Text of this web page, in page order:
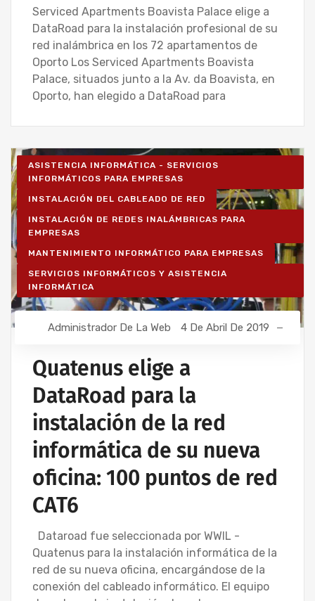
Serviced Apartments Boavista Palace elige a
DataRoad para la instalación profesional de su
red inalámbrica en los 72 apartamentos de
Oporto Los Serviced Apartments Boavista
Palace, situados junto a la Av. da Boavista, en
Oporto, han elegido a DataRoad para
ASISTENCIA INFORMÁTICA - SERVICIOS
INFORMÁTICOS PARA EMPRESAS
INSTALACIÓN DEL CABLEADO DE RED
INSTALACIÓN DE REDES INALÁMBRICAS PARA
EMPRESAS
MANTENIMIENTO INFORMÁTICO PARA EMPRESAS
SERVICIOS INFORMÁTICOS Y ASISTENCIA
INFORMÁTICA
Administrador De La Web 4 De Abril De 2019
Quatenus elige a
DataRoad para la
instalación de la red
informática de su nueva
oficina: 100 puntos de red
CAT6
Dataroad fue seleccionada por WWIL -
Quatenus para la instalación informática de la
red de su nueva oficina, encargándose de la
conexión del cableado informático. El equipo